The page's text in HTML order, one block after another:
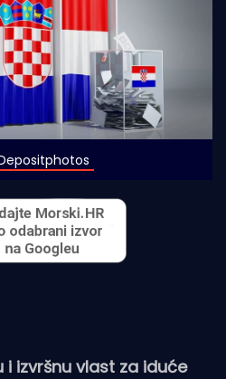
izvršnu vlast za iduće